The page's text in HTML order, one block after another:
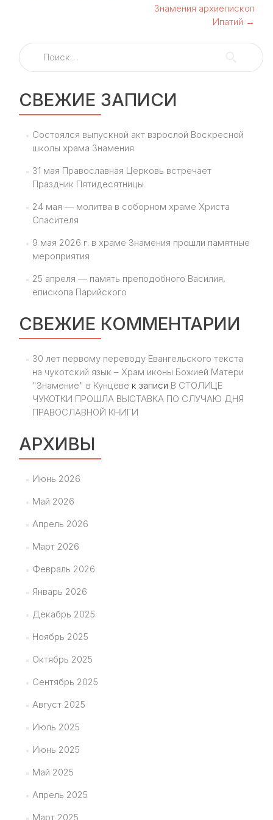
Знамения архиепископ
Ипатий →
Найти:
СВЕЖИЕ ЗАПИСИ
Состоялся выпускной акт взрослой Воскресной
школы храма Знамения
31 мая Православная Церковь встречает
Праздник Пятидесятницы
24 мая — молитва в соборном храме Христа
Спасителя
9 мая 2026 г. в храме Знамения прошли памятные
мероприятия
25 апреля — память преподобного Василия,
епископа Парийского
СВЕЖИЕ КОММЕНТАРИИ
30 лет первому переводу Евангельского текста
на чукотский язык – Храм иконы Божией Матери
"Знамение" в Кунцеве к записи В СТОЛИЦЕ
ЧУКОТКИ ПРОШЛА ВЫСТАВКА ПО СЛУЧАЮ ДНЯ
ПРАВОСЛАВНОЙ КНИГИ
АРХИВЫ
Июнь 2026
Май 2026
Апрель 2026
Март 2026
Февраль 2026
Январь 2026
Декабрь 2025
Ноябрь 2025
Октябрь 2025
Сентябрь 2025
Август 2025
Июль 2025
Июнь 2025
Май 2025
Апрель 2025
Март 2025